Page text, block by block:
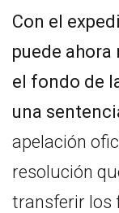
Con el
puede
el fondo de
una
apelación
resolución
transferir los